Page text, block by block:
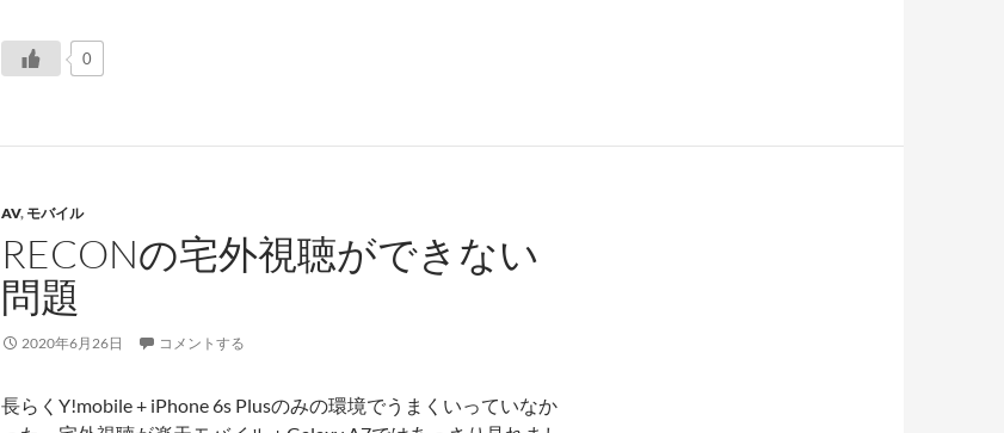
0
AV, モバイル
RECONの宅外視聴ができない
問題
2020年6月26日 コメントする
長らくY!mobile + iPhone 6s Plusのみの環境でうまくいっていなか